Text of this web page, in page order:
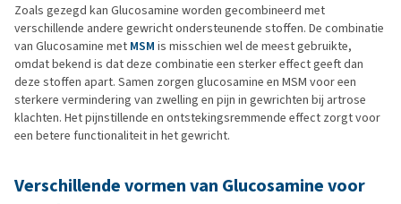
Zoals gezegd kan Glucosamine worden gecombineerd met
verschillende andere gewricht ondersteunende stoffen. De combinatie
van Glucosamine met MSM is misschien wel de meest gebruikte,
omdat bekend is dat deze combinatie een sterker effect geeft dan
deze stoffen apart. Samen zorgen glucosamine en MSM voor een
sterkere vermindering van zwelling en pijn in gewrichten bij artrose
klachten. Het pijnstillende en ontstekingsremmende effect zorgt voor
een betere functionaliteit in het gewricht.
Verschillende vormen van Glucosamine voor